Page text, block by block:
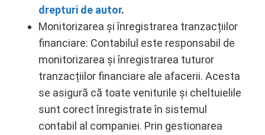
drepturi de autor.
Monitorizarea și înregistrarea tranzacțiilor
financiare: Contabilul este responsabil de
monitorizarea și înregistrarea tuturor
tranzacțiilor financiare ale afacerii. Acesta
se asigură că toate veniturile și cheltuielile
sunt corect înregistrate în sistemul
contabil al companiei. Prin gestionarea